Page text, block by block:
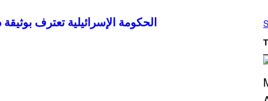
الحكومة الإسرائيلية تعترف